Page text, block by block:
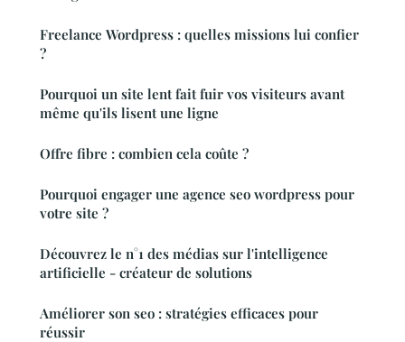
Freelance Wordpress : quelles missions lui confier
?
Pourquoi un site lent fait fuir vos visiteurs avant
même qu'ils lisent une ligne
Offre fibre : combien cela coûte ?
Pourquoi engager une agence seo wordpress pour
votre site ?
Découvrez le n°1 des médias sur l'intelligence
artificielle - créateur de solutions
Améliorer son seo : stratégies efficaces pour
réussir